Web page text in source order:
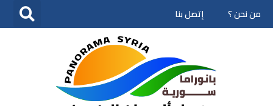
تخطى
من نحن ؟ إتصل بنا